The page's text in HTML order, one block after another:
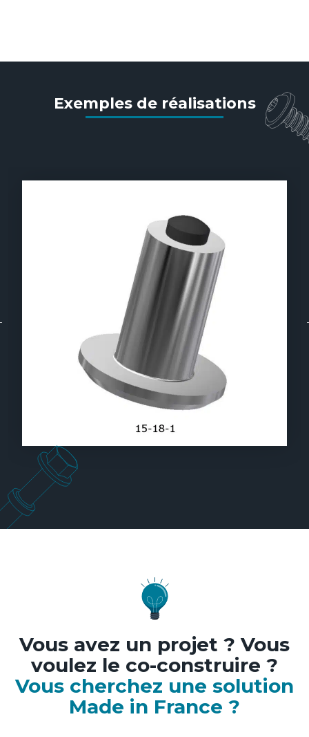
Exemples de réalisations
Vous avez un projet ? Vous
voulez le co-construire ?
Vous cherchez une solution
Made in France ?